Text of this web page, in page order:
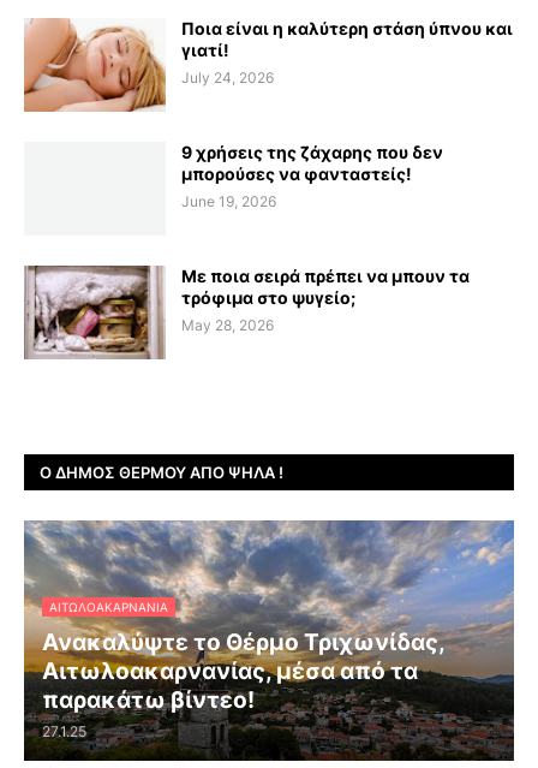
Ποια είναι η καλύτερη στάση ύπνου και
γιατί!
July 24, 2026
9 χρήσεις της ζάχαρης που δεν
μπορούσες να φανταστείς!
June 19, 2026
Με ποια σειρά πρέπει να μπουν τα
τρόφιμα στο ψυγείο;
May 28, 2026
Ο ΔΉΜΟΣ ΘΈΡΜΟΥ ΑΠΌ ΨΗΛΆ !
ΑΙΤΩΛΟΑΚΑΡΝΑΝΊΑ
Ανακαλύψτε το Θέρμο Τριχωνίδας,
Αιτωλοακαρνανίας, μέσα από τα
παρακάτω βίντεο!
27.1.25